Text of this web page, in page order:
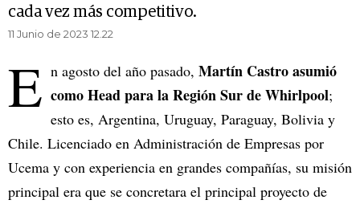
cada vez más competitivo.
11 Junio de 2023 12.22
E n agosto del año pasado, Martín Castro asumió
como Head para la Región Sur de Whirlpool;
esto es, Argentina, Uruguay, Paraguay, Bolivia y
Chile. Licenciado en Administración de Empresas por
Ucema y con experiencia en grandes compañías, su misión
principal era que se concretara el principal proyecto de